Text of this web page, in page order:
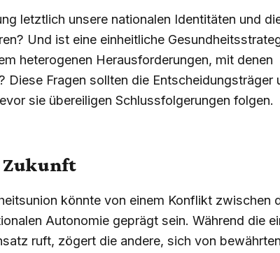
letztlich unsere nationalen Identitäten und
Und ist eine einheitliche
heterogenen Herausforderungen, mit denen
Fragen sollten die Entscheidungsträger
sie übereiligen Schlussfolgerungen folgen.
Zukunft
könnte von einem Konflikt zwischen
Autonomie geprägt sein. Während die
ruft, zögert die andere, sich von bewährten